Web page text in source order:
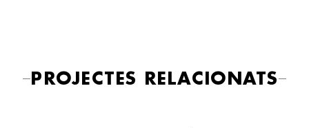
PROJECTES RELACIONATS